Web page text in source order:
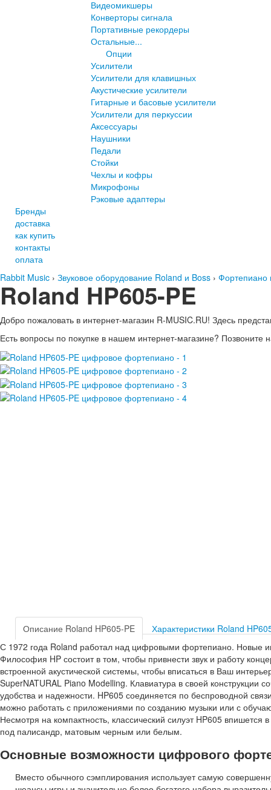
Видеомикшеры
Конверторы сигнала
Портативные рекордеры
Остальные...
Опции
Усилители
Усилители для клавишных
Акустические усилители
Гитарные и басовые усилители
Усилители для перкуссии
Аксессуары
Наушники
Педали
Стойки
Чехлы и кофры
Микрофоны
Рэковые адаптеры
Бренды
доставка
как купить
контакты
оплата
Rabbit Music › Звуковое оборудование Roland и Boss › Фортепиано
Roland HP605-PE
Добро пожаловать в интернет-магазин R-MUSIC.RU! Здесь
Есть вопросы по покупке в нашем интернет-магазине? Позвоните
Описание Roland HP605-PE
Характеристики Roland
С 1972 года Roland работал над цифровыми фортепиано. Новые
Философия HP состоит в том, чтобы привнести звук и работу
встроенной акустической системы, чтобы вписаться в Ваш
SuperNATURAL Piano Modelling. Клавиатура в своей конструкции
удобства и надежности. HP605 соединяется по беспроводной
можно работать с приложениями по созданию музыки или с
Несмотря на компактность, классический силуэт HP605
под палисандр, матовым черным или белым.
Основные возможности цифрового
Вместо обычного сэмплирования использует самую